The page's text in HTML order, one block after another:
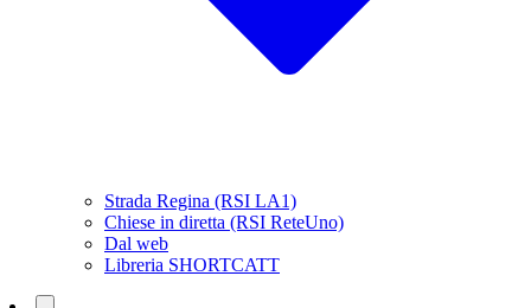
Strada Regina (RSI LA1)
Chiese in diretta (RSI ReteUno)
Dal web
Libreria SHORTCATT